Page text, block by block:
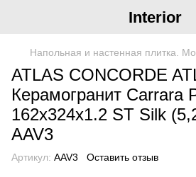
Interior
Напольная и настенная плитка.
ATLAS CONCORDE
Керамогранит Carrara
162x324x1.2 ST Silk
AAV3
Артикул: AAV3 Оставить отзыв